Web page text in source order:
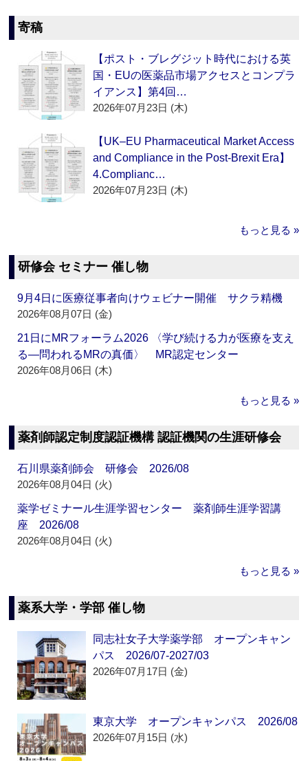
寄稿
【ポスト・ブレグジット時代における英
国・EUの医薬品市場アクセスとコンプラ
イアンス】第4回…
2026年07月23日 (木)
【UK–EU Pharmaceutical Market Access
and Compliance in the Post-Brexit Era】
4.Complianc…
2026年07月23日 (木)
もっと見る »
研修会 セミナー 催し物
9月4日に医療従事者向けウェビナー開催 サクラ精機
2026年08月07日 (金)
21日にMRフォーラム2026 〈学び続ける力が医療を支え
る―問われるMRの真価〉 MR認定センター
2026年08月06日 (木)
もっと見る »
薬剤師認定制度認証機構 認証機関の生涯研修会
石川県薬剤師会 研修会 2026/08
2026年08月04日 (火)
薬学ゼミナール生涯学習センター 薬剤師生涯学習講
座 2026/08
2026年08月04日 (火)
もっと見る »
薬系大学・学部 催し物
同志社女子大学薬学部 オープンキャン
パス 2026/07-2027/03
2026年07月17日 (金)
東京大学 オープンキャンパス 2026/08
2026年07月15日 (水)